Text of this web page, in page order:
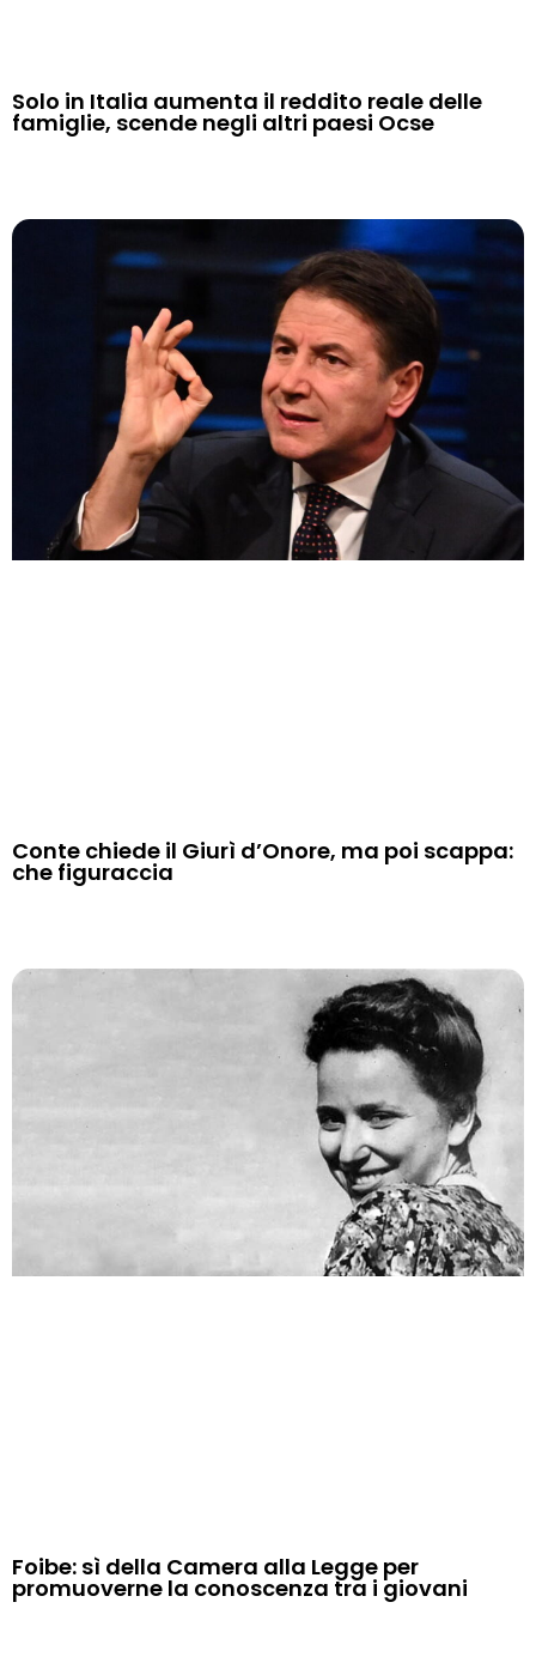
Solo in Italia aumenta il reddito reale delle
famiglie, scende negli altri paesi Ocse
Conte chiede il Giurì d’Onore, ma poi scappa:
che figuraccia
Foibe: sì della Camera alla Legge per
promuoverne la conoscenza tra i giovani